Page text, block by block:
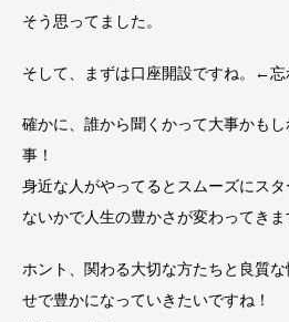
そう思ってました。
そして、まずは口座開設ですね。←忘
確かに、誰から聞くかって大事かも
事！
身近な人がやってるとスムーズにス
ないかで人生の豊かさが変わってきま
ホント、関わる大切な方たちと良質
せで豊かになっていきたいですね！